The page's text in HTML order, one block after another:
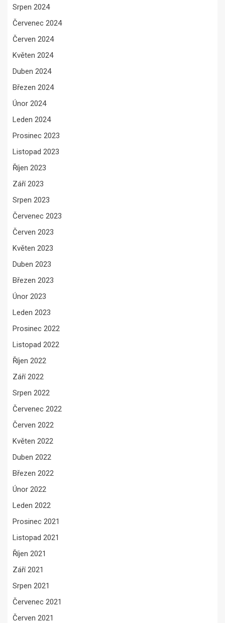
Srpen 2024
Červenec 2024
Červen 2024
Květen 2024
Duben 2024
Březen 2024
Únor 2024
Leden 2024
Prosinec 2023
Listopad 2023
Říjen 2023
Září 2023
Srpen 2023
Červenec 2023
Červen 2023
Květen 2023
Duben 2023
Březen 2023
Únor 2023
Leden 2023
Prosinec 2022
Listopad 2022
Říjen 2022
Září 2022
Srpen 2022
Červenec 2022
Červen 2022
Květen 2022
Duben 2022
Březen 2022
Únor 2022
Leden 2022
Prosinec 2021
Listopad 2021
Říjen 2021
Září 2021
Srpen 2021
Červenec 2021
Červen 2021